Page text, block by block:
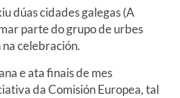
dúas cidades galegas (A
parte do grupo de urbes
celebración.
e ata finais de mes
da Comisión Europea, tal